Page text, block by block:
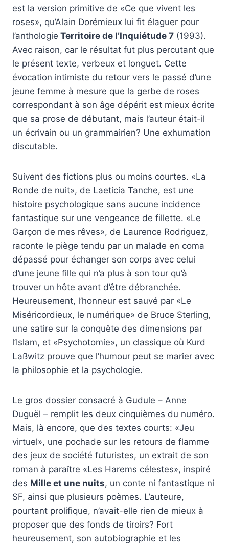
est la version primitive de «Ce que vivent les
roses», qu’Alain Dorémieux lui fit élaguer pour
l’anthologie Territoire de l’Inquiétude 7 (1993).
Avec raison, car le résultat fut plus percutant que
le présent texte, verbeux et longuet. Cette
évocation intimiste du retour vers le passé d’une
jeune femme à mesure que la gerbe de roses
correspondant à son âge dépérit est mieux écrite
que sa prose de débutant, mais l’auteur était-il
un écrivain ou un grammairien? Une exhumation
discutable.
Suivent des fictions plus ou moins courtes. «La
Ronde de nuit», de Laeticia Tanche, est une
histoire psychologique sans aucune incidence
fantastique sur une vengeance de fillette. «Le
Garçon de mes rêves», de Laurence Rodriguez,
raconte le piège tendu par un malade en coma
dépassé pour échanger son corps avec celui
d’une jeune fille qui n’a plus à son tour qu’à
trouver un hôte avant d’être débranchée.
Heureusement, l’honneur est sauvé par «Le
Miséricordieux, le numérique» de Bruce Sterling,
une satire sur la conquête des dimensions par
l’Islam, et «Psychotomie», un classique où Kurd
Laßwitz prouve que l’humour peut se marier avec
la philosophie et la psychologie.
Le gros dossier consacré à Gudule – Anne
Duguël – remplit les deux cinquièmes du numéro.
Mais, là encore, que des textes courts: «Jeu
virtuel», une pochade sur les retours de flamme
des jeux de société futuristes, un extrait de son
roman à paraître «Les Harems célestes», inspiré
des Mille et une nuits, un conte ni fantastique ni
SF, ainsi que plusieurs poèmes. L’auteure,
pourtant prolifique, n’avait-elle rien de mieux à
proposer que des fonds de tiroirs? Fort
heureusement, son autobiographie et les